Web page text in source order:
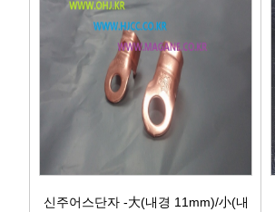
신주어스단자 -大(내경 11mm)/小(내